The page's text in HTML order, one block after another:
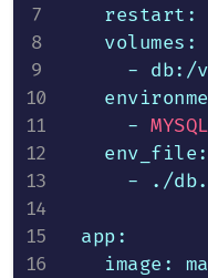
restart:
    volumes:
- db:/
      -
    env_file:
- ./
  app:
image: